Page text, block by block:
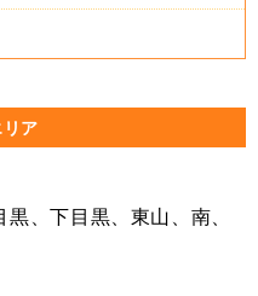
ア
、下目黒、東山、南、